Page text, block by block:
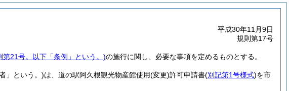
平成30年11月9日
規則第17号
21号。以下「条例」という。)の施行に関し、必要な事項を定めるものとする。
」という。)は、道の駅阿久根観光物産館使用(変更)許可申請書(別記第1号様式)を市